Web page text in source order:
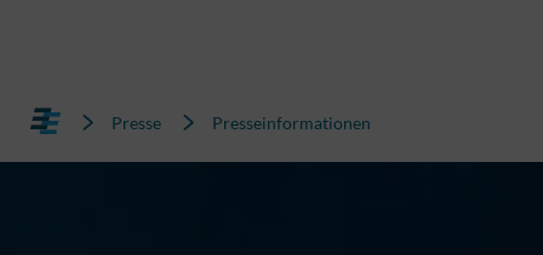
Presse Presseinformationen